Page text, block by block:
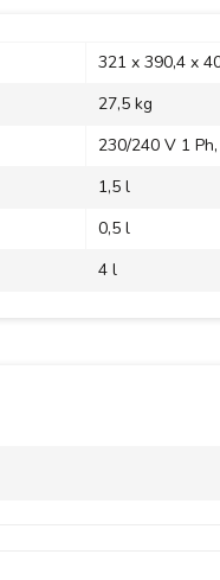
321 x 390,4 x
27,5 kg
230/240 V 1
1,5 l
0,5 l
4 l